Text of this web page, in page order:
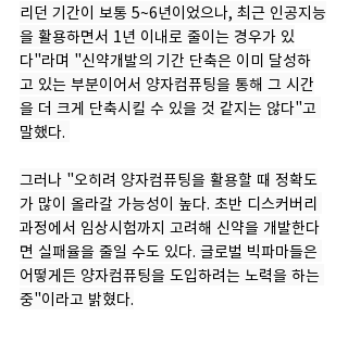
리던 기간이 보통 5~6년이었으나, 최근 인공지능
을 활용하면서 1년 이내로 줄이는 경우가 있
다"라며 "신약개발의 기간 단축은 이미 달성하
고 있는 부분이어서 양자컴퓨팅을 통해 그 시간
을 더 크게 단축시킬 수 있을 것 같지는 않다"고
말했다.
그러나 "오히려 양자컴퓨팅을 활용할 때 정확도
가 많이 올라갈 가능성이 높다. 초반 디스커버리
과정에서 임상시험까지 고려해 신약을 개발한다
면 실패율을 줄일 수도 있다. 글로벌 빅파마들은
어떻게든 양자컴퓨팅을 도입하려는 노력을 하는
중"이라고 밝혔다.